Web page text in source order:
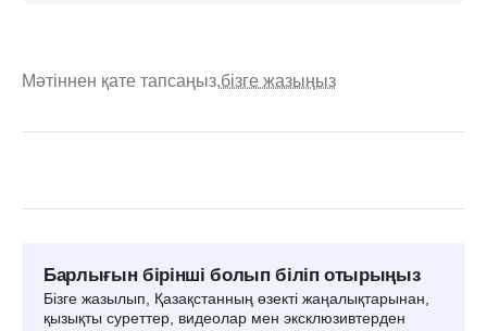
Мәтіннен қате тапсаңыз,бізге жазыңыз
Барлығын бірінші болып біліп отырыңыз
Бізге жазылып, Қазақстанның өзекті жаңалықтарынан,
қызықты суреттер, видеолар мен эксклюзивтерден